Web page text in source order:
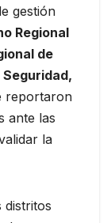
gestión
Regional
de
reportaron
ante las
la
distritos